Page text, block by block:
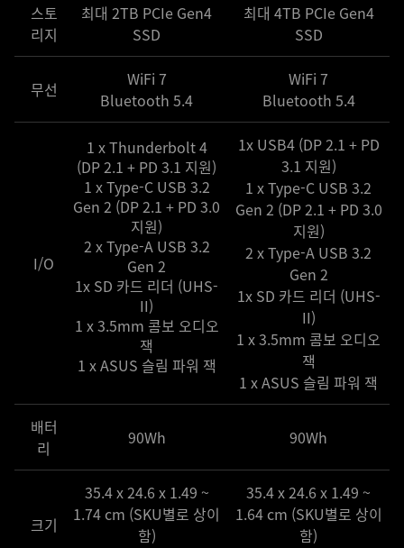
스토
리지
최대 2TB PCIe Gen4
SSD
최대 4TB PCIe Gen4
SSD
무선
WiFi 7
Bluetooth 5.4
WiFi 7
Bluetooth 5.4
I/O
1 x Thunderbolt 4
(DP 2.1 + PD 3.1 지원)
1 x Type-C USB 3.2
Gen 2 (DP 2.1 + PD 3.0
지원)
2 x Type-A USB 3.2
Gen 2
1x SD 카드 리더 (UHS-
II)
1 x 3.5mm 콤보 오디오
잭
1 x ASUS 슬림 파워 잭
1x USB4 (DP 2.1 + PD
3.1 지원)
1 x Type-C USB 3.2
Gen 2 (DP 2.1 + PD 3.0
지원)
2 x Type-A USB 3.2
Gen 2
1x SD 카드 리더 (UHS-
II)
1 x 3.5mm 콤보 오디오
잭
1 x ASUS 슬림 파워 잭
배터
리
90Wh 90Wh
크기
35.4 x 24.6 x 1.49 ~
1.74 cm (SKU별로 상이
함)
35.4 x 24.6 x 1.49 ~
1.64 cm (SKU별로 상이
함)